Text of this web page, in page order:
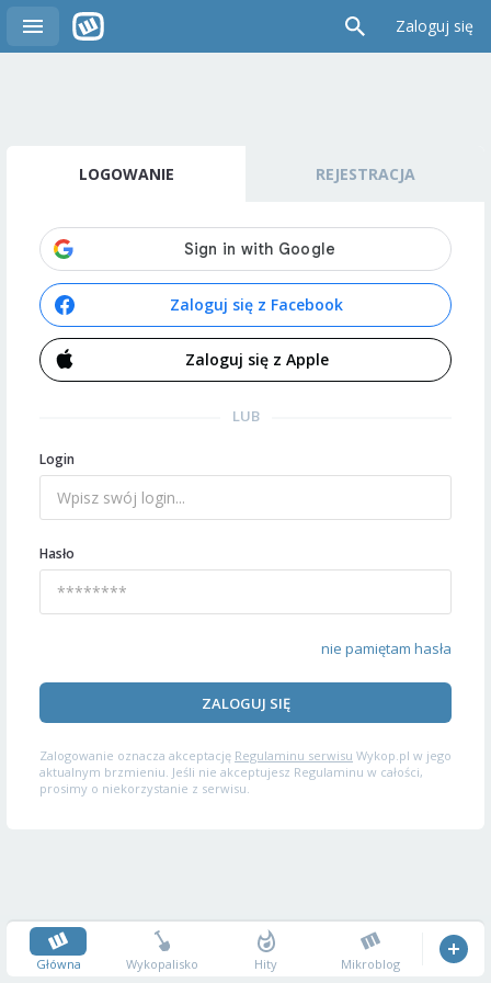
Zaloguj się
LOGOWANIE REJESTRACJA
Zaloguj się z Facebook
Zaloguj się z Apple
LUB
Login
Hasło
nie pamiętam hasła
ZALOGUJ SIĘ
Zalogowanie oznacza akceptację Regulaminu serwisu Wykop.pl w jego
aktualnym brzmieniu. Jeśli nie akceptujesz Regulaminu w całości,
prosimy o niekorzystanie z serwisu.
Główna Wykopalisko Hity Mikroblog